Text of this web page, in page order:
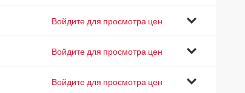
Войдите для просмотра цен
Войдите для просмотра цен
Войдите для просмотра цен